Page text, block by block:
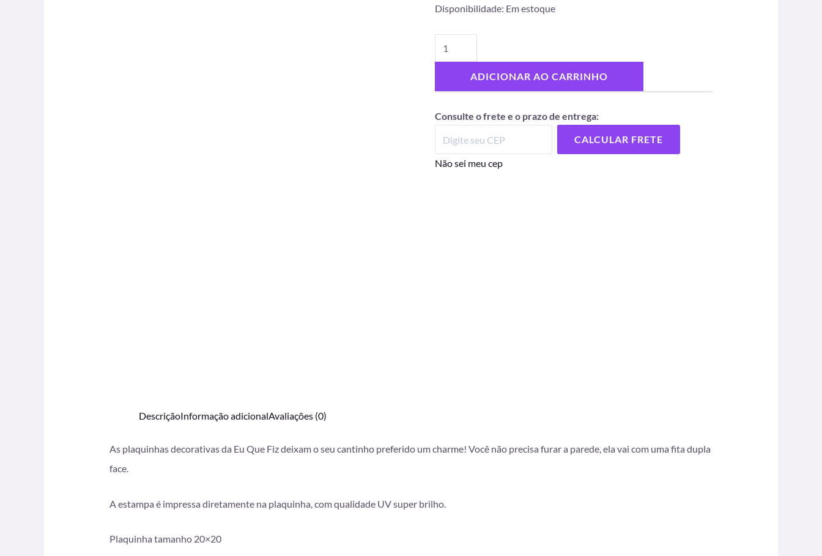
Disponibilidade: Em estoque
ADICIONAR AO CARRINHO
Consulte o frete e o prazo de entrega:
CALCULAR FRETE
Não sei meu cep
DescriçãoInformação adicionalAvaliações (0)
As plaquinhas decorativas da Eu Que Fiz deixam o seu cantinho preferido um charme! Você não precisa furar a parede, ela vai com uma fita dupla
face.
A estampa é impressa diretamente na plaquinha, com qualidade UV super brilho.
Plaquinha tamanho 20×20